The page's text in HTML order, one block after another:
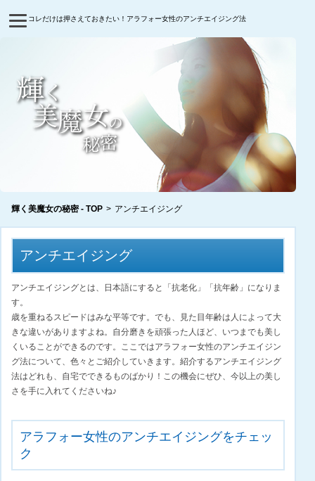
コレだけは押さえておきたい！アラフォー女性のアンチエイジング法
輝く美魔女の秘密 - TOP > アンチエイジング
アンチエイジング
アンチエイジングとは、日本語にすると「抗老化」「抗年齢」になりま
す。
歳を重ねるスピードはみな平等です。でも、見た目年齢は人によって大
きな違いがありますよね。自分磨きを頑張った人ほど、いつまでも美し
くいることができるのです。ここではアラフォー女性のアンチエイジン
グ法について、色々とご紹介していきます。紹介するアンチエイジング
法はどれも、自宅でできるものばかり！この機会にぜひ、今以上の美し
さを手に入れてくださいね♪
アラフォー女性のアンチエイジングをチェッ
ク